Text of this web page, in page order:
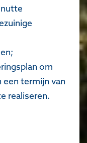
om
een termijn van
realiseren.